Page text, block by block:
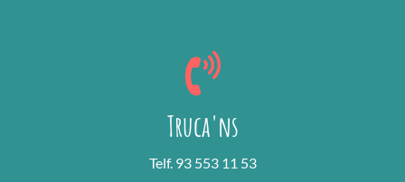
Truca'ns
Telf. 93 553 11 53